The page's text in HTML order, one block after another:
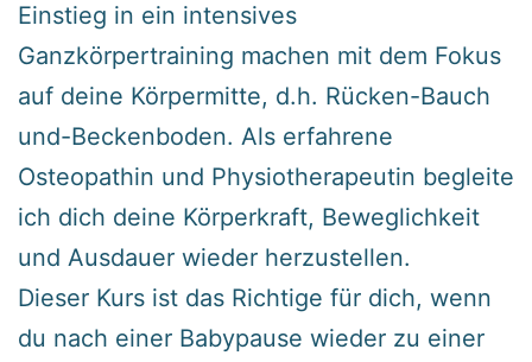
Einstieg in ein intensives
Ganzkörpertraining machen mit dem Fokus
auf deine Körpermitte, d.h. Rücken-Bauch
und-Beckenboden. Als erfahrene
Osteopathin und Physiotherapeutin begleite
ich dich deine Körperkraft, Beweglichkeit
und Ausdauer wieder herzustellen.
Dieser Kurs ist das Richtige für dich, wenn
du nach einer Babypause wieder zu einer